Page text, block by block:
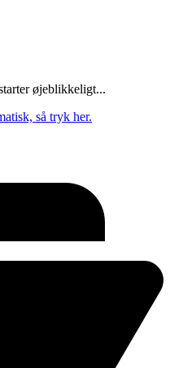
øjeblikkeligt...
så tryk her.